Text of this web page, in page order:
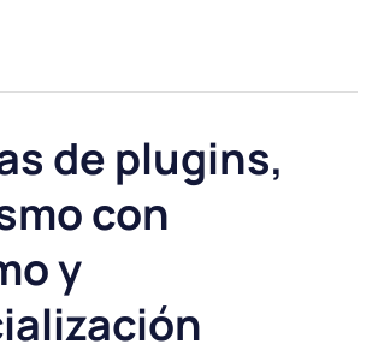
de plugins,
con
y